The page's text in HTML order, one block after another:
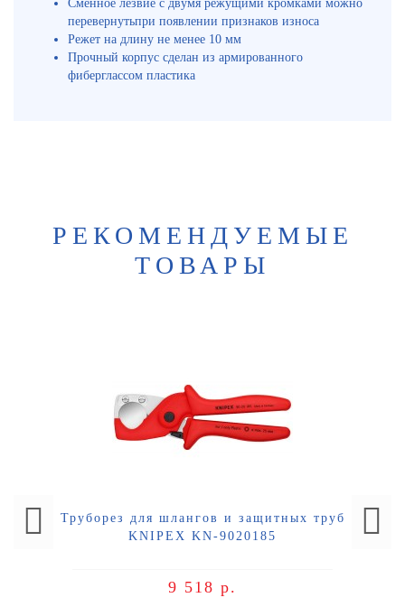
Сменное лезвие с двумя режущими кромками можно
перевернутьпри появлении признаков износа
Режет на длину не менее 10 мм
Прочный корпус сделан из армированного
фиберглассом пластика
РЕКОМЕНДУЕМЫЕ
ТОВАРЫ
Труборез для шлангов и защитных труб
KNIPEX KN-9020185
9 518 р.